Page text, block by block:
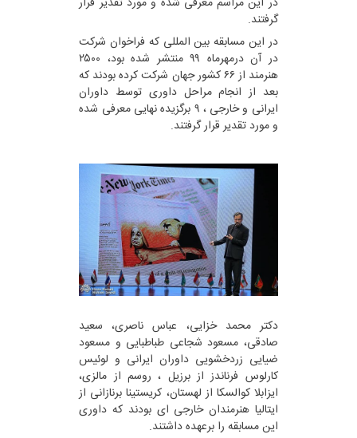
گرفتند.
در این مسابقه بین المللی که فراخوان شرکت
در آن درمهرماه ۹۹ منتشر شده بود، ۲۵۰۰
هنرمند از ۶۶ کشور جهان شرکت کرده بودند که
بعد از انجام مراحل داوری توسط داوران
ایرانی و خارجی ، ۹ برگزیده نهایی معرفی شده
و مورد تقدیر قرار گرفتند.
دکتر محمد خزایی، عباس ناصری، سعید
صادقی، مسعود شجاعی طباطبایی و مسعود
ضیایی زردخشویی داوران ایرانی و لوئیس
کارلوس فرناندز از برزیل ، روسم از مالزی،
ایزابلا کوالسکا از لهستان، کریستینا برنازانی از
ایتالیا هنرمندان خارجی ای بودند که داوری
این مسابقه را برعهده داشتند.